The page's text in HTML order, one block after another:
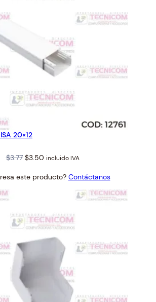
20×12
$3.77 Original
was:
$3.50Current
is:
incluido IVA
este producto? Contáctanos